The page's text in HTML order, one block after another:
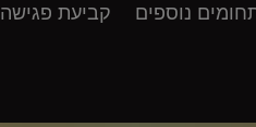
נוספים קביעת פגישה